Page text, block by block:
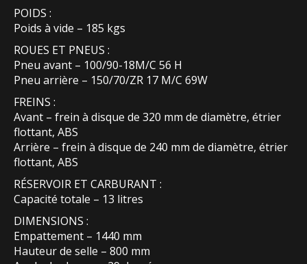
POIDS :
Poids à vide – 185 kgs
ROUES ET PNEUS :
Pneu avant – 100/90-18M/C 56 H
Pneu arrière – 150/70/ZR 17 M/C 69W
FREINS :
Avant – frein à disque de 320 mm de diamètre, étrier
flottant, ABS
Arrière – frein à disque de 240 mm de diamètre, étrier
flottant, ABS
RÉSERVOIR ET CARBURANT :
Capacité totale – 13 litres
DIMENSIONS :
Empattement – 1440 mm
Hauteur de selle – 800 mm